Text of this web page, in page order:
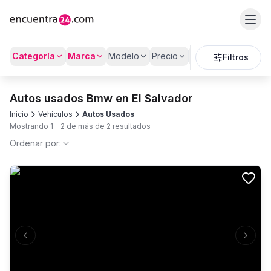
Categoría Marca Modelo Precio KilómetrosFiltros
Autos usados Bmw en El Salvador
Inicio Vehículos
Autos Usados
Mostrando 1 - 2 de más de 2 resultados
Ordenar por:
Previous slide Next